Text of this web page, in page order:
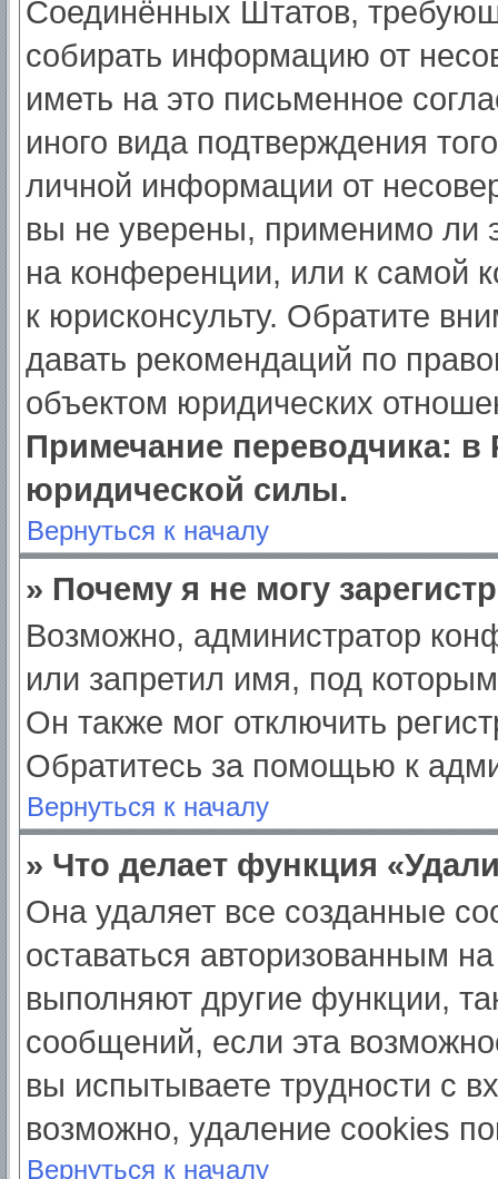
Соединённых Штатов,
собирать информацию от
иметь на это письменное
иного вида подтверждения
личной информации от
вы не уверены, применимо ли
на конференции, или к самой
к юрисконсульту. Обратите
давать рекомендаций по
объектом юридических
Примечание переводчика: в
юридической силы.
Вернуться к началу
» Почему я не могу
Возможно, администратор
или запретил имя, под
Он также мог отключить
Обратитесь за помощью к
Вернуться к началу
» Что делает функция
Она удаляет все созданные
оставаться авторизованным
выполняют другие функции,
сообщений, если эта
вы испытываете трудности с
возможно, удаление cookies
Вернуться к началу